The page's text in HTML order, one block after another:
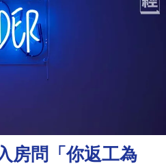
房問「你返工為